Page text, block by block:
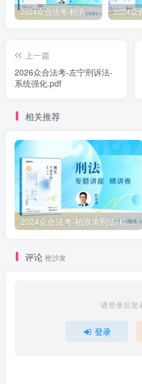
2024众合法考-柏浪涛刑法-精讲卷pdf电子版（附视频1-76全）
上一篇
2026众合法考-左宁刑诉法-
系统强化.pdf
相关推荐
2024众合法考-柏浪涛刑法-精讲卷pdf电子版（附视频1-76全）
评论 抢沙发
请登录后发
登录